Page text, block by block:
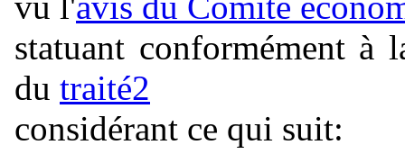
statuant conformément à
du traité2
considérant ce qui suit: